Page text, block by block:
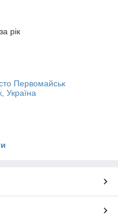
рік
Первомайськ
Україна